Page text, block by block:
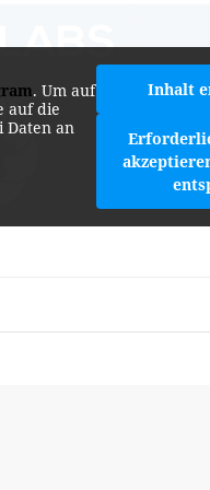
. Um auf
auf die
Daten an
Inhalt